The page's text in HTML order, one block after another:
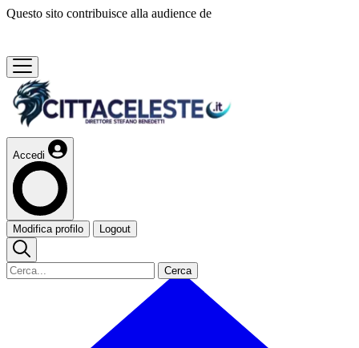
Questo sito contribuisce alla audience de
Accedi
Modifica profilo Logout
Cerca